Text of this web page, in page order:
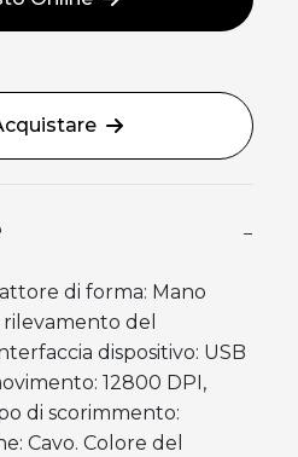
−
di forma: Mano
del
dispositivo: USB
12800 DPI,
di scorimmento:
Cavo. Colore del